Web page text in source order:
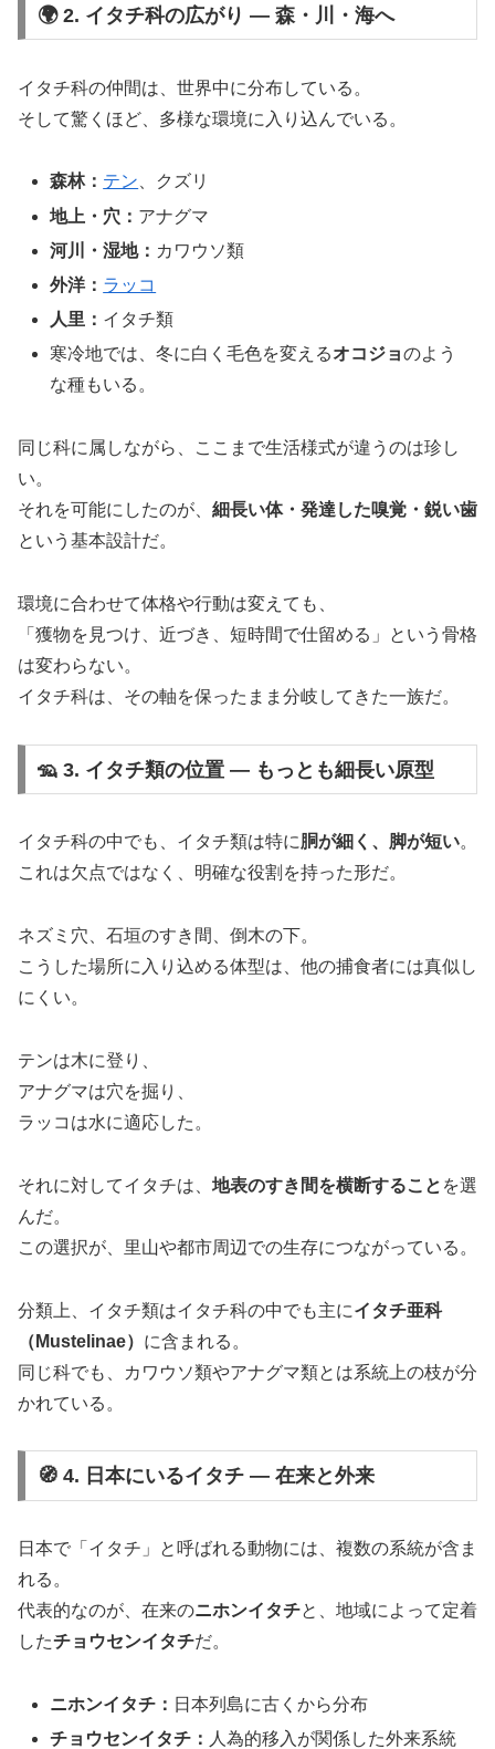
🌍 2. イタチ科の広がり ― 森・川・海へ
イタチ科の仲間は、世界中に分布している。
そして驚くほど、多様な環境に入り込んでいる。
森林： テン 、クズリ
地上・穴： アナグマ
河川・湿地： カワウソ類
外洋： ラッコ
人里： イタチ類
寒冷地では、冬に白く毛色を変えるオコジョのよう
な種もいる。
同じ科に属しながら、ここまで生活様式が違うのは珍し
い。
それを可能にしたのが、 細長い体・発達した嗅覚・鋭い歯
という基本設計だ。
環境に合わせて体格や行動は変えても、
「獲物を見つけ、近づき、短時間で仕留める」という骨格
は変わらない。
イタチ科は、その軸を保ったまま分岐してきた一族だ。
🦡 3. イタチ類の位置 ― もっとも細長い原型
イタチ科の中でも、イタチ類は特に胴が細く、脚が短い。
これは欠点ではなく、明確な役割を持った形だ。
ネズミ穴、石垣のすき間、倒木の下。
こうした場所に入り込める体型は、他の捕食者には真似し
にくい。
テンは木に登り、
アナグマは穴を掘り、
ラッコは水に適応した。
それに対してイタチは、 地表のすき間を横断すること を選
んだ。
この選択が、里山や都市周辺での生存につながっている。
分類上、イタチ類はイタチ科の中でも主にイタチ亜科
（Mustelinae） に含まれる。
同じ科でも、カワウソ類やアナグマ類とは系統上の枝が分
かれている。
🧭 4. 日本にいるイタチ ― 在来と外来
日本で「イタチ」と呼ばれる動物には、複数の系統が含ま
れる。
代表的なのが、在来のニホンイタチと、地域によって定着
したチョウセンイタチだ。
ニホンイタチ： 日本列島に古くから分布
チョウセンイタチ： 人為的移入が関係した外来系統